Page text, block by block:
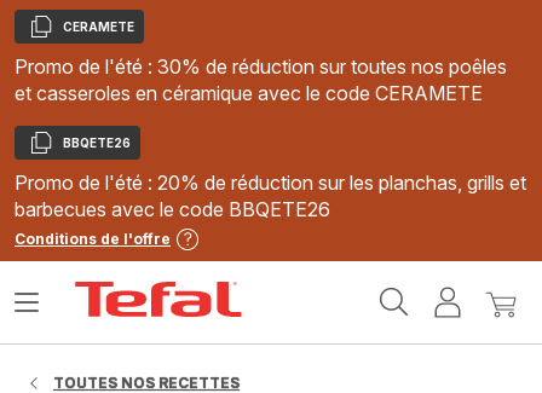
Copier
CERAMETE
Promo de l'été : 30% de réduction sur toutes nos poêles
et casseroles en céramique avec le code CERAMETE
Copier
BBQETE26
Promo de l'été : 20% de réduction sur les planchas, grills et
barbecues avec le code BBQETE26
Conditions de l'offre
MonMon
Ouvrir
TOUTES NOS RECETTES